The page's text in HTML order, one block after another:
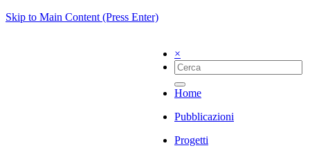
Skip to Main Content (Press Enter)
×
Home
Pubblicazioni
Progetti